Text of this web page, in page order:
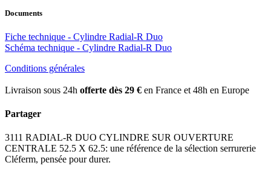
Documents
Fiche technique - Cylindre Radial-R Duo
Schéma technique - Cylindre Radial-R Duo
Conditions générales
Livraison sous 24h offerte dès 29 € en France et 48h en Europe
Partager
3111 RADIAL-R DUO CYLINDRE SUR OUVERTURE
CENTRALE 52.5 X 62.5: une référence de la sélection serrurerie
Cléferm, pensée pour durer.